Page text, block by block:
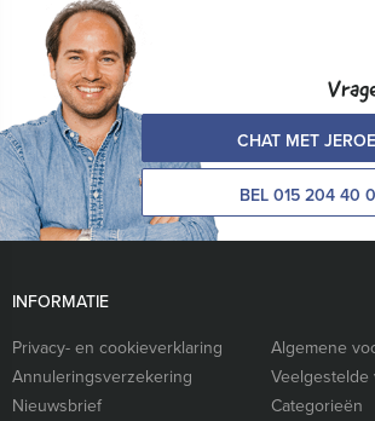
CHAT MET
BEL 015 204 40
INFORMATIE
Privacy- en cookieverklaring
Algemene
Annuleringsverzekering
Veelgestelde
Nieuwsbrief
Categorieën